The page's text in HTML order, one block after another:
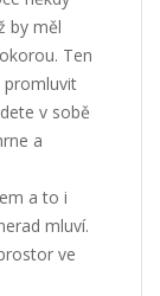
by měl
Ten
promluvit
v sobě
a
a to i
mluví.
ve